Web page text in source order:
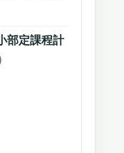
部定課程計